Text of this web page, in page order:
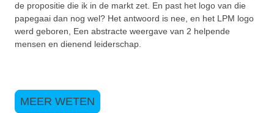
de propositie die ik in de markt zet. En past het logo van die
papegaai dan nog wel? Het antwoord is nee, en het LPM logo
werd geboren, Een abstracte weergave van 2 helpende
mensen en dienend leiderschap.
MEER WETEN